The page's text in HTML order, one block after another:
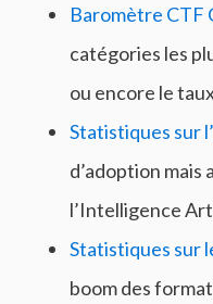
Baromètre CTF
catégories les
ou encore le
Statistiques sur
d’adoption mais
l’Intelligence
Statistiques sur
boom des